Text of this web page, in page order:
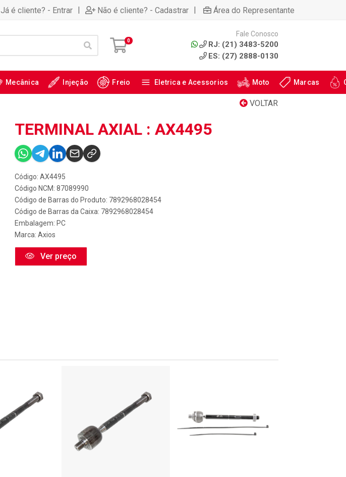
Já é cliente? - Entrar | Não é cliente? - Cadastrar | Área do Representante
0
Fale Conosco
RJ: (21) 3483-5200
ES: (27) 2888-0130
Mecânica Injeção Freio Eletrica e Acessorios Moto Marcas
VOLTAR
TERMINAL AXIAL : AX4495
Código: AX4495
Código NCM: 87089990
Código de Barras do Produto: 7892968028454
Código de Barras da Caixa: 7892968028454
Embalagem: PC
Marca: Axios
Ver preço